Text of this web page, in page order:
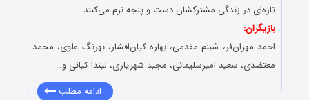
تازه‌ای در زندگی مشترکشان دست و پنجه نرم می‌کنند…
بازیگران:
احمد مهران‌فر، شبنم مقدمی، بهاره کیان‌افشار، بهرنگ علوی، محمد
معتضدی، سعید امیرسلیمانی، مجید شهریاری، لیندا کیانی و…
ادامه مطلب